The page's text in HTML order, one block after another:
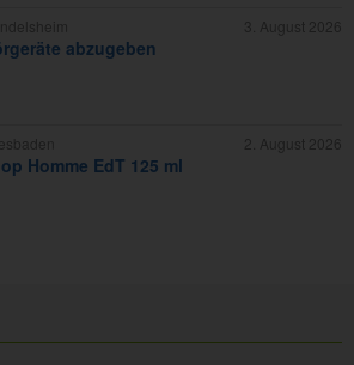
abzugeben
Homme EdT 125 ml